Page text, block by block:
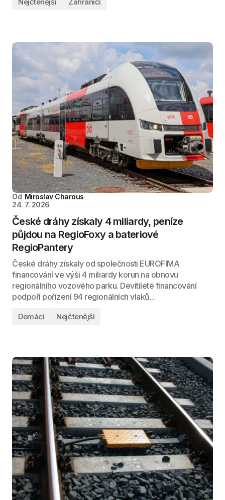
Od Miroslav Charous
24. 7. 2026
České dráhy získaly 4 miliardy, peníze
půjdou na RegioFoxy a bateriové
RegioPantery
České dráhy získaly od společnosti EUROFIMA
financování ve výši 4 miliardy korun na obnovu
regionálního vozového parku. Devítileté financování
podpoří pořízení 94 regionálních vlaků...
Domácí Nejčtenější